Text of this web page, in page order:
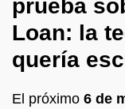
prueba
Loan: la
quería
El próximo 6 de